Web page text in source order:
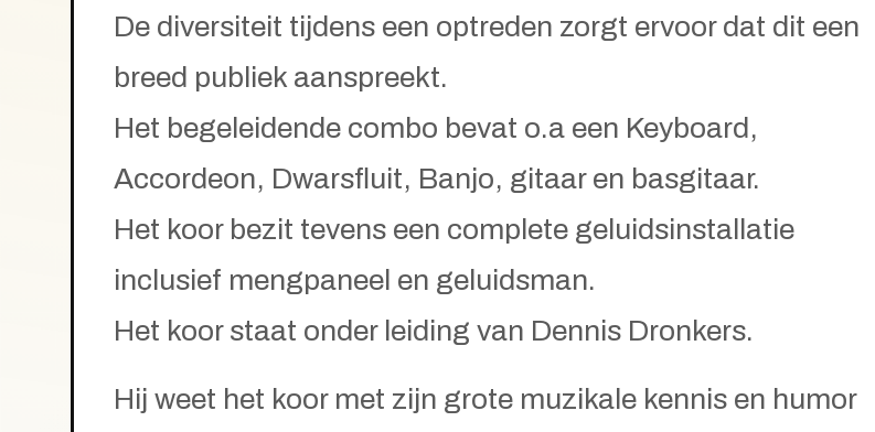
De diversiteit tijdens een optreden zorgt ervoor dat dit een
breed publiek aanspreekt.
Het begeleidende combo bevat o.a een Keyboard,
Accordeon, Dwarsfluit, Banjo, gitaar en basgitaar.
Het koor bezit tevens een complete geluidsinstallatie
inclusief mengpaneel en geluidsman.
Het koor staat onder leiding van Dennis Dronkers.
Hij weet het koor met zijn grote muzikale kennis en humor